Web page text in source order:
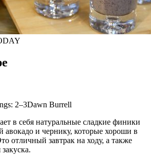
2–3Dawn Burrell
в себя натуральные сладкие финики
авокадо и чернику, которые хороши в
отличный завтрак на ходу, а также